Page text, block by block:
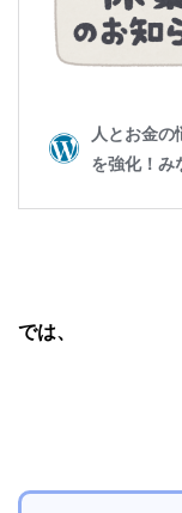
では、